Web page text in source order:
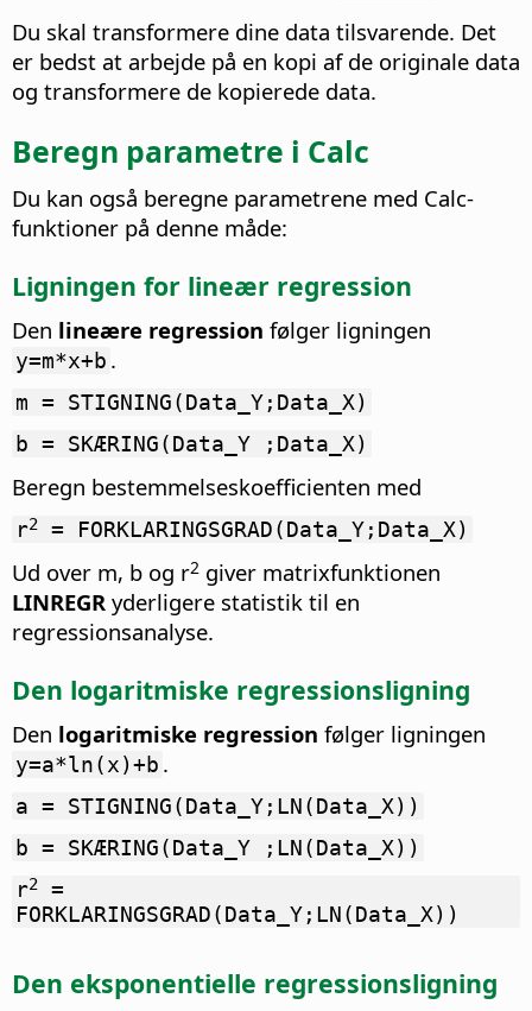
Du skal transformere dine data tilsvarende. Det
er bedst at arbejde på en kopi af de originale data
og transformere de kopierede data.
Beregn parametre i Calc
Du kan også beregne parametrene med Calc-
funktioner på denne måde:
Ligningen for lineær regression
Den lineære regression følger ligningen
y=m*x+b .
m = STIGNING(Data_Y;Data_X)
b = SKÆRING(Data_Y ;Data_X)
Beregn bestemmelseskoefficienten med
r2 = FORKLARINGSGRAD(Data_Y;Data_X)
Ud over m, b og r2 giver matrixfunktionen
LINREGR yderligere statistik til en
regressionsanalyse.
Den logaritmiske regressionsligning
Den logaritmiske regression følger ligningen
y=a*ln(x)+b .
a = STIGNING(Data_Y;LN(Data_X))
b = SKÆRING(Data_Y ;LN(Data_X))
r2
=
FORKLARINGSGRAD(Data_Y;LN(Data_X))
Den eksponentielle regressionsligning